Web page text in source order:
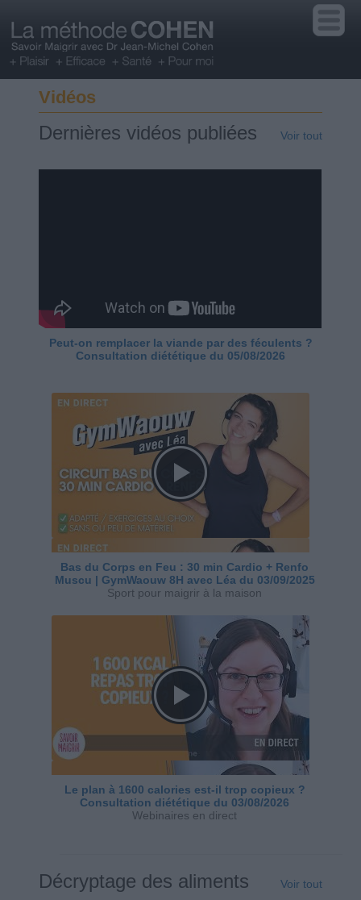
Vidéos
Dernières vidéos publiées Voir tout
Peut-on remplacer la viande par des féculents ?
Consultation diététique du 05/08/2026
Bas du Corps en Feu : 30 min Cardio + Renfo
Muscu | GymWaouw 8H avec Léa du 03/09/2025
Sport pour maigrir à la maison
Le plan à 1600 calories est-il trop copieux ?
Consultation diététique du 03/08/2026
Webinaires en direct
Décryptage des aliments Voir tout